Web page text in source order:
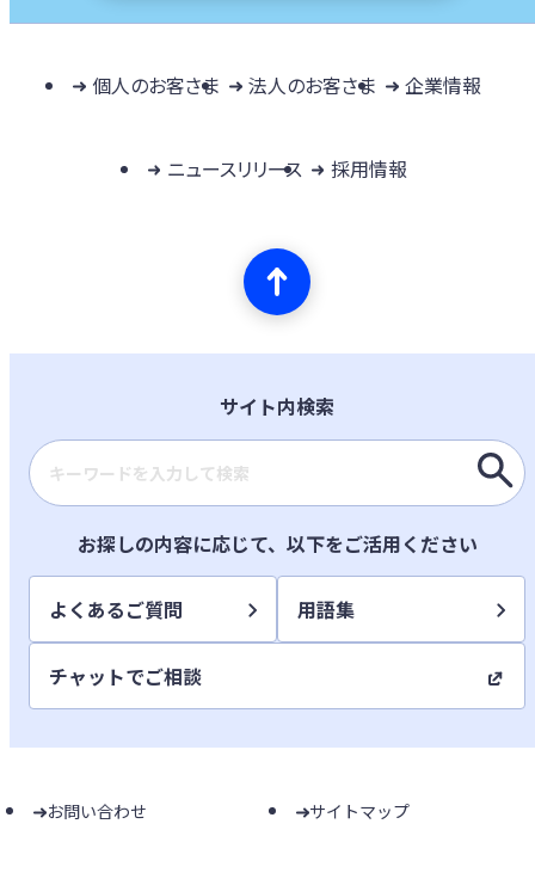
個人のお客さま 法人のお客さま 企業情報
ニュースリリース 採用情報
サイト内検索
検索キーワード入力
お探しの内容に応じて、以下をご活用ください
よくあるご質問 用語集
チャットでご相談
お問い合わせ サイトマップ